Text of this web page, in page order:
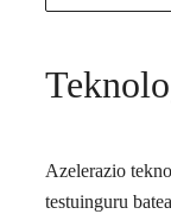
Azelerazio
testuinguru